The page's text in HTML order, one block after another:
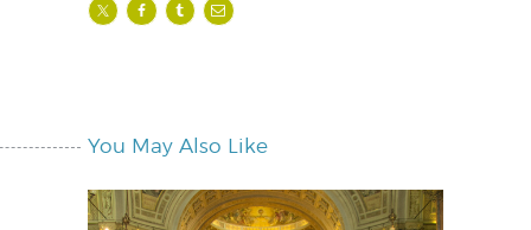
You May Also Like